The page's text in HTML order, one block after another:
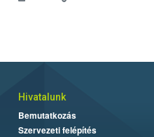
Hivatalunk
Bemutatkozás
Szervezeti felépítés